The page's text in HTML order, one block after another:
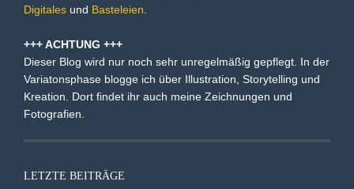
Digitales und Basteleien.
+++ ACHTUNG +++
Dieser Blog wird nur noch sehr unregelmäßig gepflegt. In der
Variatonsphase blogge ich über Illustration, Storytelling und
Kreation. Dort findet ihr auch meine Zeichnungen und
Fotografien.
LETZTE BEITRÄGE